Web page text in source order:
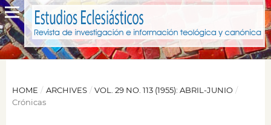
HOME / ARCHIVES / VOL. 29 NO. 113 (1955): ABRIL-JUNIO /
Crónicas